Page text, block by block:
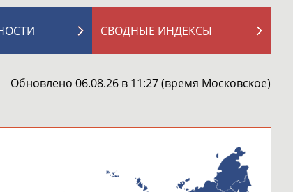
СВОДНЫЕ ИНДЕКСЫ
Обновлено 06.08.26 в 11:27 (время Московское)